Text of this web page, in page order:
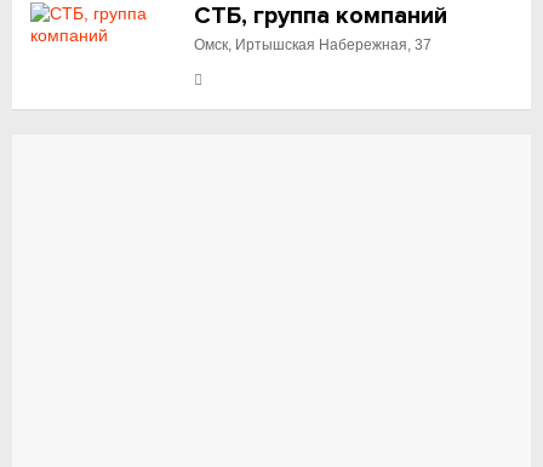
СТБ, группа компаний
Омск, Иртышская Набережная, 37